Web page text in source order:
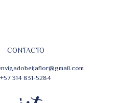
CONTACTO
+57 314 831-5284